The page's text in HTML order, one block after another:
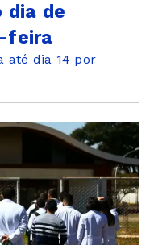
dia de
feira
até dia 14 por